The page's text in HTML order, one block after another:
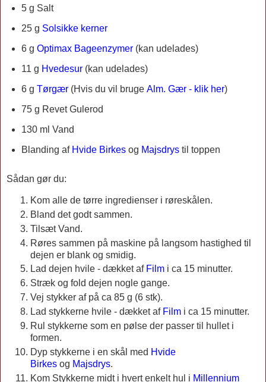
5 g Salt
25 g Solsikke kerner
6 g Optimax Bageenzymer (kan udelades)
11 g Hvedesur (kan udelades)
6 g Tørgær (Hvis du vil bruge Alm. Gær - klik her)
75 g Revet Gulerod
130 ml Vand
Blanding af Hvide Birkes og Majsdrys til toppen
Sådan gør du:
Kom alle de tørre ingredienser i røreskålen.
Bland det godt sammen.
Tilsæt Vand.
Røres sammen på maskine på langsom hastighed til
dejen er blank og smidig.
Lad dejen hvile - dækket af Film i ca 15 minutter.
Stræk og fold dejen nogle gange.
Vej stykker af på ca 85 g (6 stk).
Lad stykkerne hvile - dækket af Film i ca 15 minutter.
Rul stykkerne som en pølse der passer til hullet i
formen.
Dyp stykkerne i en skål med Hvide
Birkes og Majsdrys.
Kom Stykkerne midt i hvert enkelt hul i Millennium